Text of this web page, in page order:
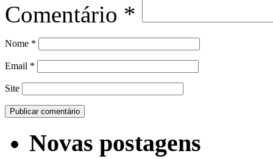
Comentário *
Nome *
Email *
Site
Novas postagens